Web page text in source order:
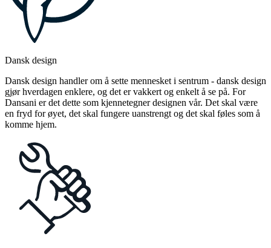
Dansk design
Dansk design handler om å sette mennesket i sentrum - dansk design
gjør hverdagen enklere, og det er vakkert og enkelt å se på. For
Dansani er det dette som kjennetegner designen vår. Det skal være
en fryd for øyet, det skal fungere uanstrengt og det skal føles som å
komme hjem.